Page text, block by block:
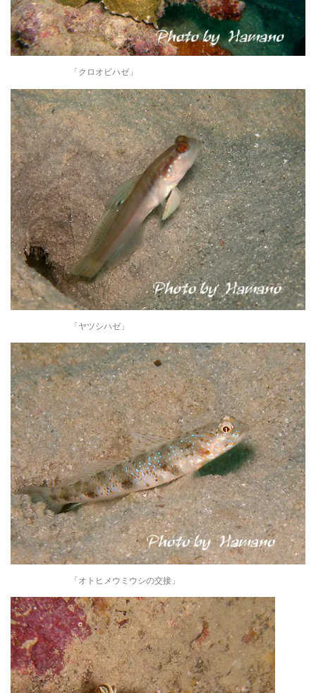
「クロオビハゼ」
「ヤツシハゼ」
「オトヒメウミウシの交接」